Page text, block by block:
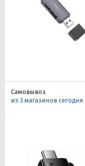
Самовывоз
из 3 магазинов сегодня